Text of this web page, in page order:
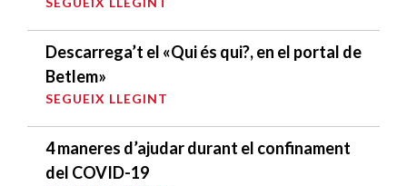
Descarrega’t el «Qui és qui?, en el portal de
Betlem»
SEGUEIX LLEGINT
4 maneres d’ajudar durant el confinament
del COVID-19